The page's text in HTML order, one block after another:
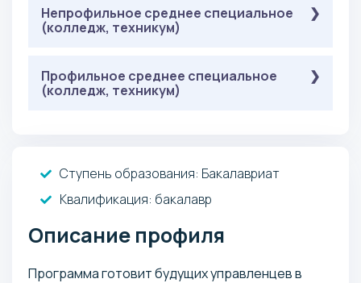
баллов
История (гуманитарный профиль)
Обязательные ( Онлайн-тестирование ):
Русский язык: 36 баллов
баллов
История (гуманитарный профиль)
Непрофильное среднее специальное
(колледж, техникум)
Обязательные( Онлайн-тестирование ):
Русский язык: 36 баллов
баллов
Профильное среднее специальное
(колледж, техникум)
Математика (гуманитарный профиль)
баллов
баллов
Ступень образования: Бакалавриат
Квалификация: бакалавр
Описание профиля
Программа готовит будущих управленцев в